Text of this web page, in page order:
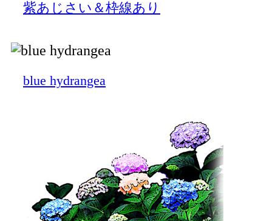
紫あじさい＆枠線あり
blue hydrangea